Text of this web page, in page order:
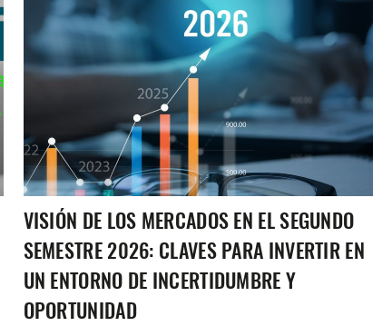
VISIÓN DE LOS MERCADOS EN EL SEGUNDO
SEMESTRE 2026: CLAVES PARA INVERTIR EN
UN ENTORNO DE INCERTIDUMBRE Y
OPORTUNIDAD